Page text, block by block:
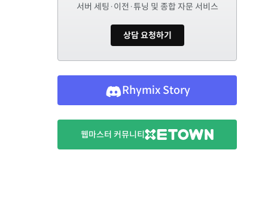
서버 세팅·이전·튜닝 및 종합 자문 서비스
상담 요청하기
Rhymix Story
웹마스터 커뮤니티